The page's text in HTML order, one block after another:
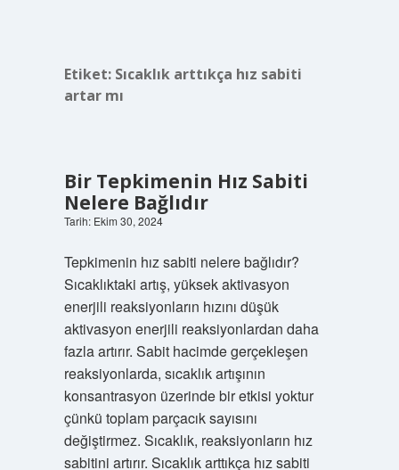
Etiket: Sıcaklık arttıkça hız sabiti
artar mı
Bir Tepkimenin Hız Sabiti
Nelere Bağlıdır
Tarih: Ekim 30, 2024
Tepkimenin hız sabiti nelere bağlıdır?
Sıcaklıktaki artış, yüksek aktivasyon
enerjili reaksiyonların hızını düşük
aktivasyon enerjili reaksiyonlardan daha
fazla artırır. Sabit hacimde gerçekleşen
reaksiyonlarda, sıcaklık artışının
konsantrasyon üzerinde bir etkisi yoktur
çünkü toplam parçacık sayısını
değiştirmez. Sıcaklık, reaksiyonların hız
sabitini artırır. Sıcaklık arttıkça hız sabiti